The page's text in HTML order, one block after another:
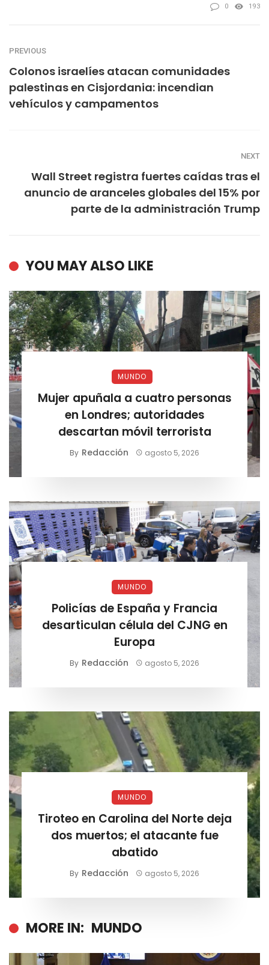
0 193
PREVIOUS
Colonos israelíes atacan comunidades
palestinas en Cisjordania: incendian
vehículos y campamentos
NEXT
Wall Street registra fuertes caídas tras el
anuncio de aranceles globales del 15% por
parte de la administración Trump
YOU MAY ALSO LIKE
MUNDO
Mujer apuñala a cuatro personas
en Londres; autoridades
descartan móvil terrorista
By Redacción agosto 5, 2026
MUNDO
Policías de España y Francia
desarticulan célula del CJNG en
Europa
By Redacción agosto 5, 2026
MUNDO
Tiroteo en Carolina del Norte deja
dos muertos; el atacante fue
abatido
By Redacción agosto 5, 2026
MORE IN: MUNDO